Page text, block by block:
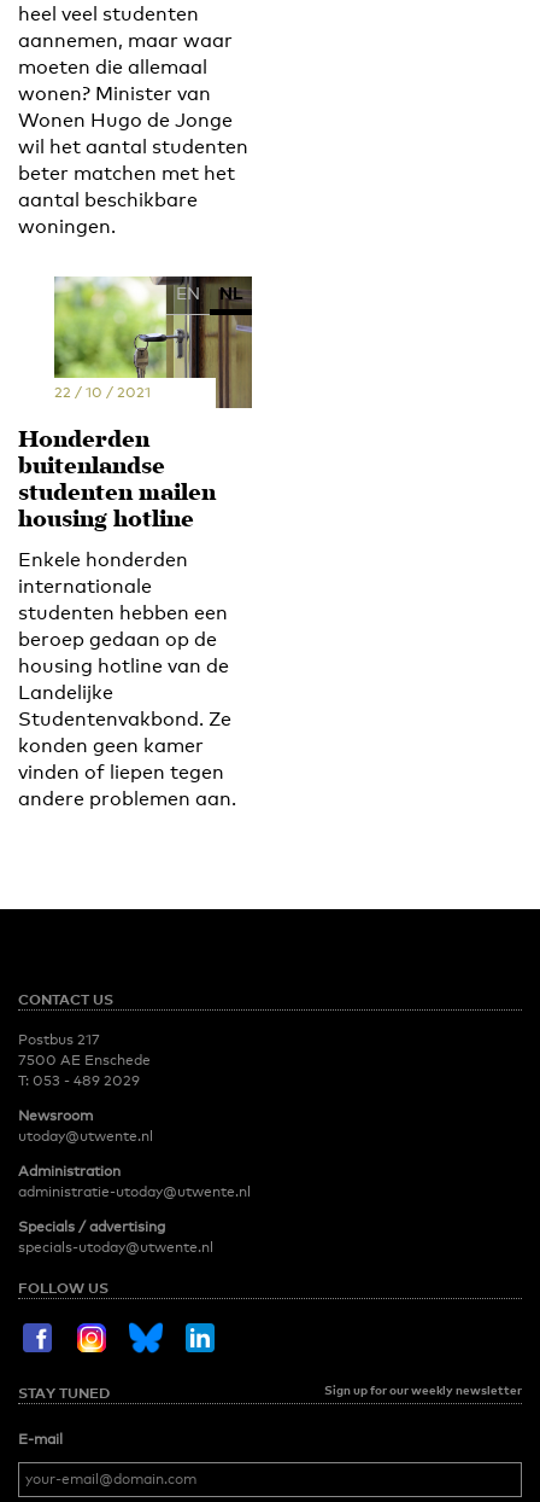
heel veel studenten
aannemen, maar waar
moeten die allemaal
wonen? Minister van
Wonen Hugo de Jonge
wil het aantal studenten
beter matchen met het
aantal beschikbare
woningen.
EN NL
22 / 10 / 2021
Honderden
buitenlandse
studenten mailen
housing hotline
Enkele honderden
internationale
studenten hebben een
beroep gedaan op de
housing hotline van de
Landelijke
Studentenvakbond. Ze
konden geen kamer
vinden of liepen tegen
andere problemen aan.
CONTACT US
Postbus 217
7500 AE Enschede
T: 053 - 489 2029
Newsroom
utoday@utwente.nl
Administration
administratie-utoday@utwente.nl
Specials / advertising
specials-utoday@utwente.nl
FOLLOW US
STAY TUNED Sign up for our weekly newsletter
E-mail